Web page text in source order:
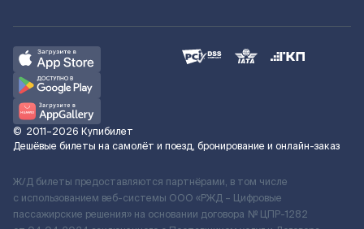
© 2011–2026 Купибилет
Дешёвые билеты на самолёт и поезд, бронирование и онлайн-заказ
Ж/Д билеты предоставляются партнёрами, в том числе
с использованием веб-системы ООО «РЖД – Цифровые
пассажирские решения» на основании договора № ЦПР-1282